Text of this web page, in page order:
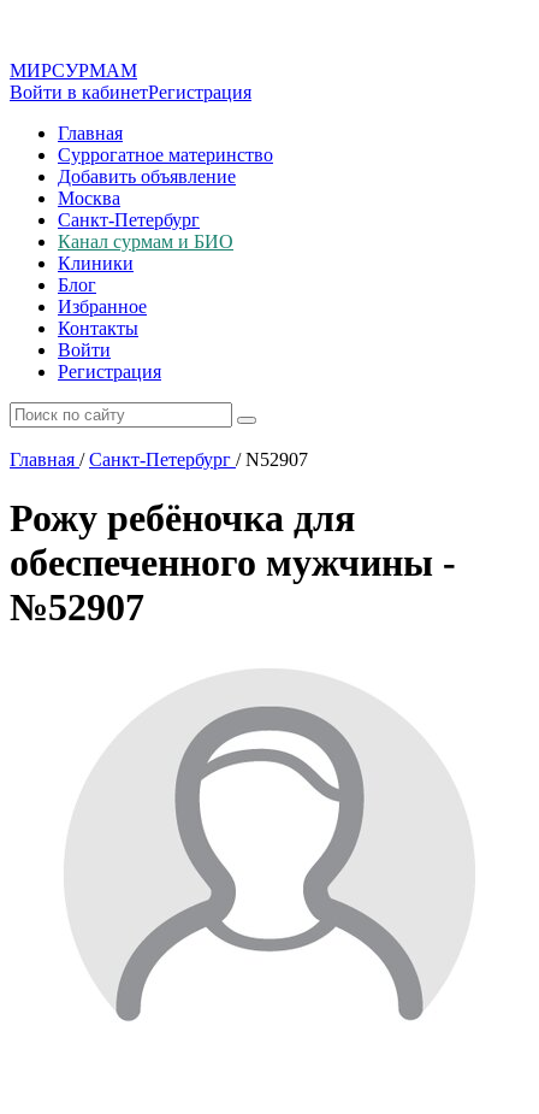
МИРСУРМАМ
Войти в кабинетРегистрация
Главная
Суррогатное материнство
Добавить объявление
Москва
Санкт-Петербург
Канал сурмам и БИО
Клиники
Блог
Избранное
Контакты
Войти
Регистрация
Главная / Санкт-Петербург /N52907
Рожу ребёночка для
обеспеченного мужчины -
№52907